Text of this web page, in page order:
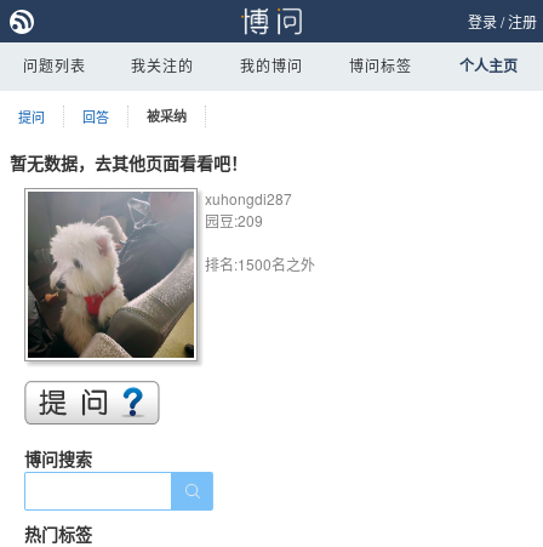
登录/注册
问题列表 我关注的 我的博问 博问标签 个人主页
提问 回答 被采纳
暂无数据，去其他页面看看吧！
xuhongdi287
园豆:209
排名:1500名之外
博问搜索
热门标签